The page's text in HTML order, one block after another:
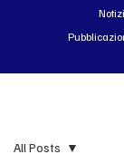
All Posts